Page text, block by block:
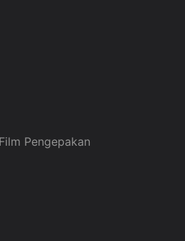
ditutup dibalik 90 derajat,
ini dan botol
dinding bagian
berdiri vertikal
Pengepakan